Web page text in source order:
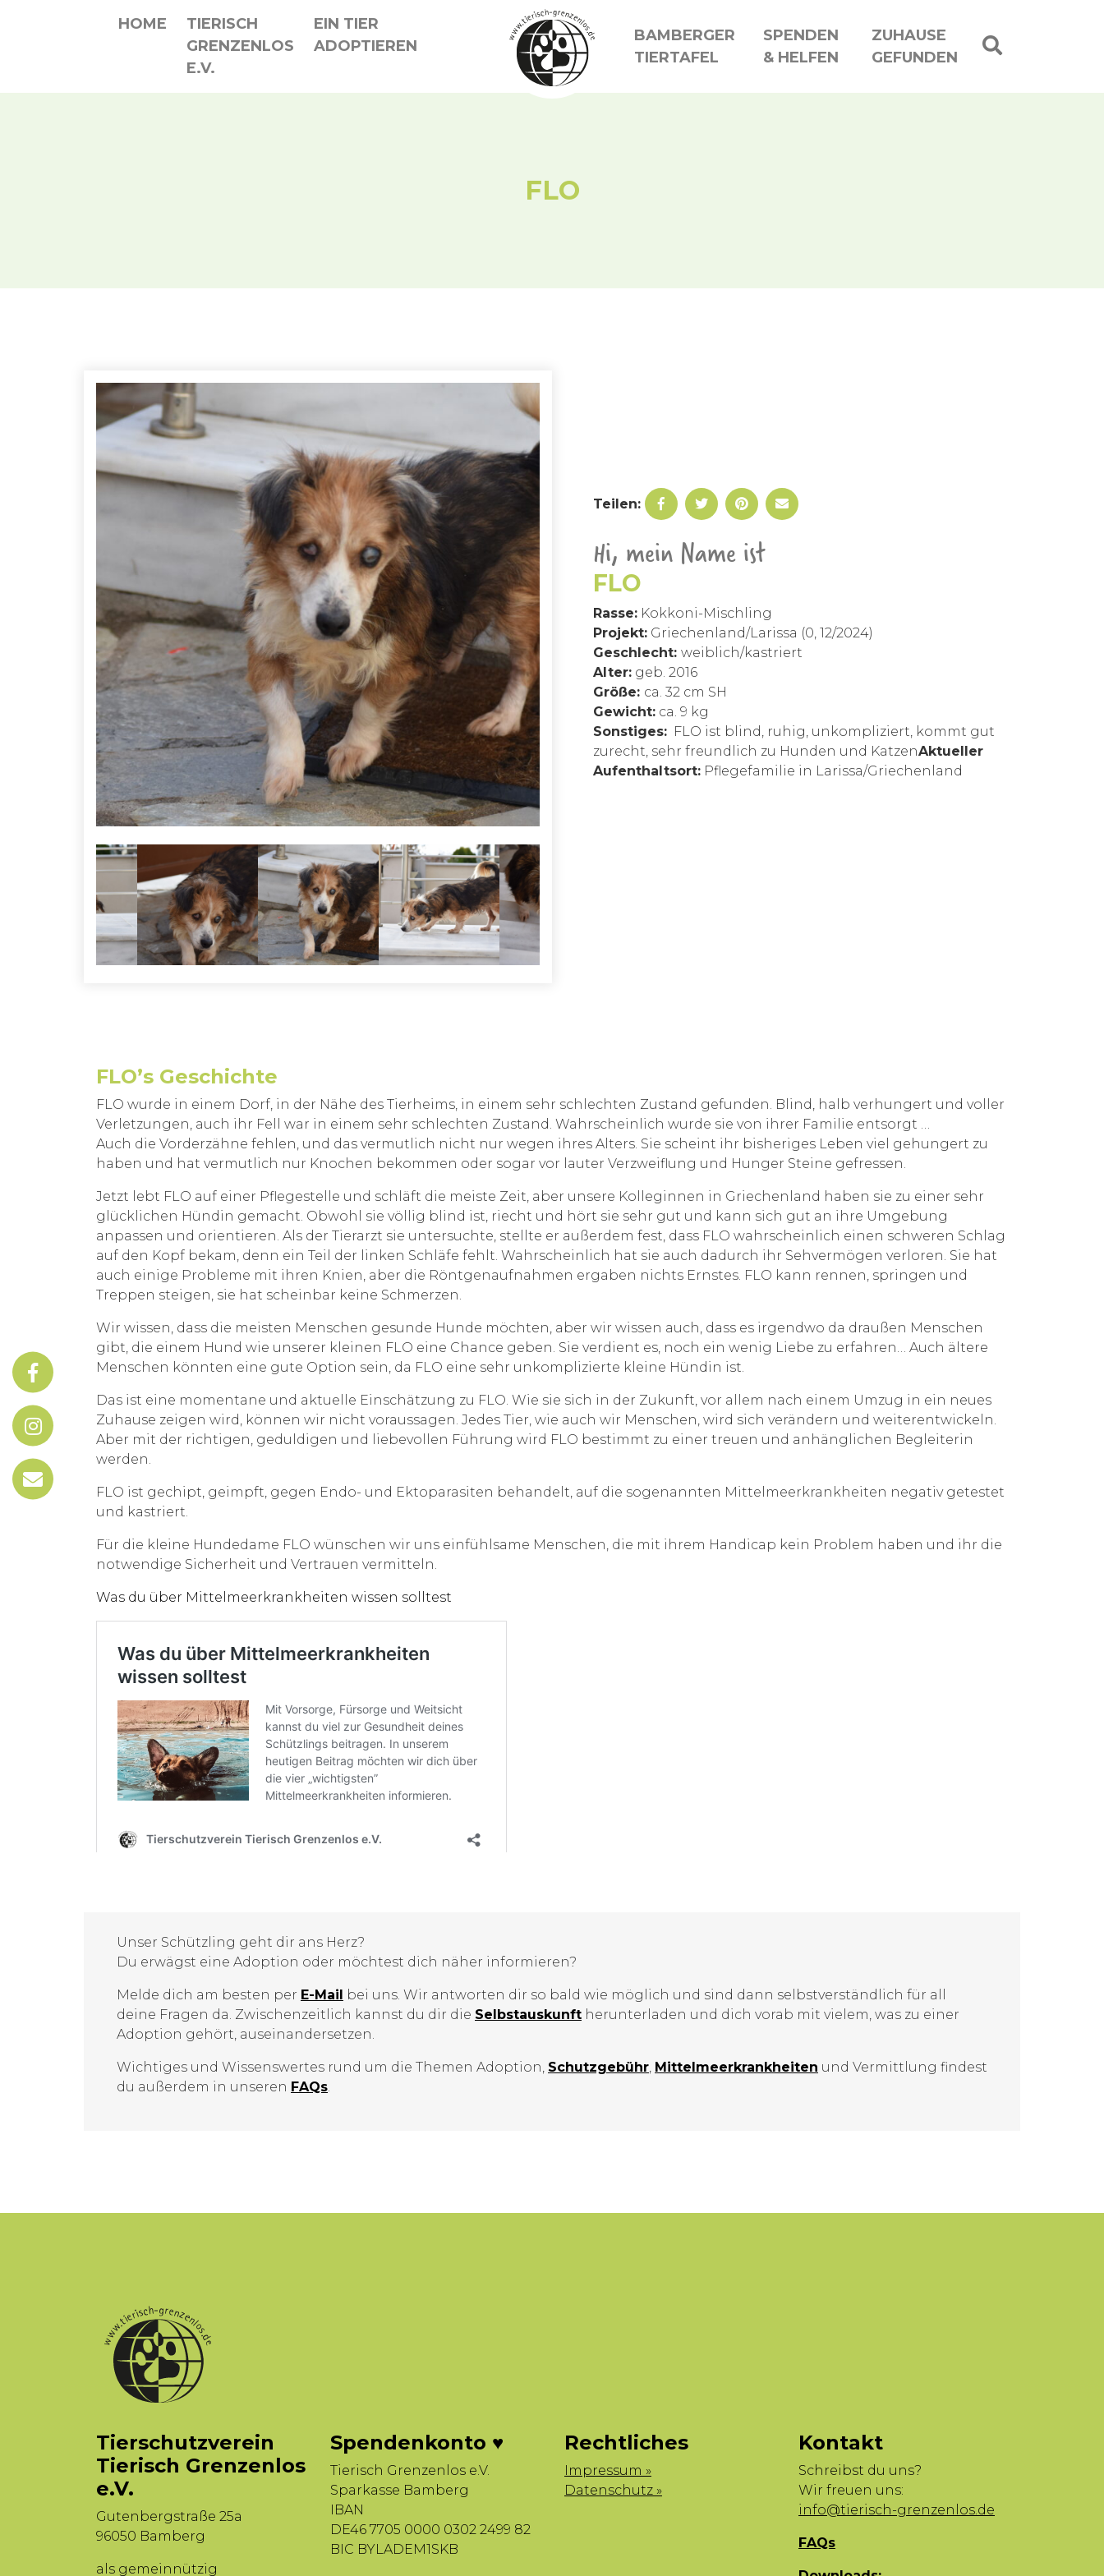
HOME
TIERISCH
GRENZENLOS
E.V.
EIN TIER
ADOPTIEREN
BAMBERGER
TIERTAFEL
SPENDEN
& HELFEN
ZUHAUSE
GEFUNDEN
FLO
Teilen:
Hi, mein Name ist
FLO
Rasse: Kokkoni-Mischling
Projekt: Griechenland/Larissa (0, 12/2024)
Geschlecht: weiblich/kastriert
Alter: geb. 2016
Größe: ca. 32 cm SH
Gewicht: ca. 9 kg
Sonstiges: FLO ist blind, ruhig, unkompliziert, kommt gut
zurecht, sehr freundlich zu Hunden und KatzenAktueller
Aufenthaltsort: Pflegefamilie in Larissa/Griechenland
FLO’s Geschichte
FLO wurde in einem Dorf, in der Nähe des Tierheims, in einem sehr schlechten Zustand gefunden. Blind, halb verhungert und voller
Verletzungen, auch ihr Fell war in einem sehr schlechten Zustand. Wahrscheinlich wurde sie von ihrer Familie entsorgt …
Auch die Vorderzähne fehlen, und das vermutlich nicht nur wegen ihres Alters. Sie scheint ihr bisheriges Leben viel gehungert zu
haben und hat vermutlich nur Knochen bekommen oder sogar vor lauter Verzweiflung und Hunger Steine gefressen.
Jetzt lebt FLO auf einer Pflegestelle und schläft die meiste Zeit, aber unsere Kolleginnen in Griechenland haben sie zu einer sehr
glücklichen Hündin gemacht. Obwohl sie völlig blind ist, riecht und hört sie sehr gut und kann sich gut an ihre Umgebung
anpassen und orientieren. Als der Tierarzt sie untersuchte, stellte er außerdem fest, dass FLO wahrscheinlich einen schweren Schlag
auf den Kopf bekam, denn ein Teil der linken Schläfe fehlt. Wahrscheinlich hat sie auch dadurch ihr Sehvermögen verloren. Sie hat
auch einige Probleme mit ihren Knien, aber die Röntgenaufnahmen ergaben nichts Ernstes. FLO kann rennen, springen und
Treppen steigen, sie hat scheinbar keine Schmerzen.
Wir wissen, dass die meisten Menschen gesunde Hunde möchten, aber wir wissen auch, dass es irgendwo da draußen Menschen
gibt, die einem Hund wie unserer kleinen FLO eine Chance geben. Sie verdient es, noch ein wenig Liebe zu erfahren… Auch ältere
Menschen könnten eine gute Option sein, da FLO eine sehr unkomplizierte kleine Hündin ist.
Das ist eine momentane und aktuelle Einschätzung zu FLO. Wie sie sich in der Zukunft, vor allem nach einem Umzug in ein neues
Zuhause zeigen wird, können wir nicht voraussagen. Jedes Tier, wie auch wir Menschen, wird sich verändern und weiterentwickeln.
Aber mit der richtigen, geduldigen und liebevollen Führung wird FLO bestimmt zu einer treuen und anhänglichen Begleiterin
werden.
FLO ist gechipt, geimpft, gegen Endo- und Ektoparasiten behandelt, auf die sogenannten Mittelmeerkrankheiten negativ getestet
und kastriert.
Für die kleine Hundedame FLO wünschen wir uns einfühlsame Menschen, die mit ihrem Handicap kein Problem haben und ihr die
notwendige Sicherheit und Vertrauen vermitteln.
Was du über Mittelmeerkrankheiten wissen solltest
Unser Schützling geht dir ans Herz?
Du erwägst eine Adoption oder möchtest dich näher informieren?
Melde dich am besten per E-Mail bei uns. Wir antworten dir so bald wie möglich und sind dann selbstverständlich für all
deine Fragen da. Zwischenzeitlich kannst du dir die Selbstauskunft herunterladen und dich vorab mit vielem, was zu einer
Adoption gehört, auseinandersetzen.
Wichtiges und Wissenswertes rund um die Themen Adoption, Schutzgebühr, Mittelmeer­krankheiten und Vermittlung findest
du außerdem in unseren FAQs.
Tierschutzverein
Tierisch Grenzenlos
e.V.
Gutenbergstraße 25a
96050 Bamberg
als gemeinnützig
Spendenkonto ♥
Tierisch Grenzenlos e.V.
Sparkasse Bamberg
IBAN
DE46 7705 0000 0302 2499 82
BIC BYLADEM1SKB
Rechtliches
Impressum »
Datenschutz »
Kontakt
Schreibst du uns?
Wir freuen uns:
info@tierisch-grenzenlos.de
FAQs